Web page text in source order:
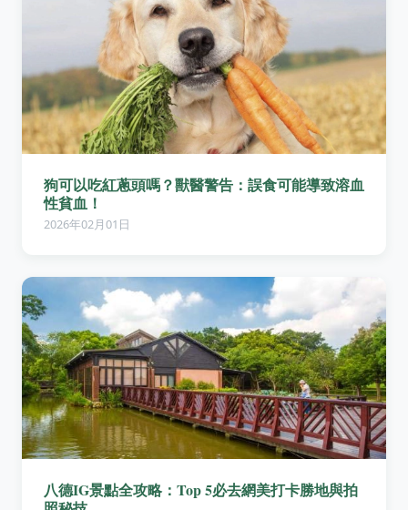
狗可以吃紅蔥頭嗎？獸醫警告：誤食可能導致溶血
性貧血！
2026年02月01日
八德IG景點全攻略：Top 5必去網美打卡勝地與拍